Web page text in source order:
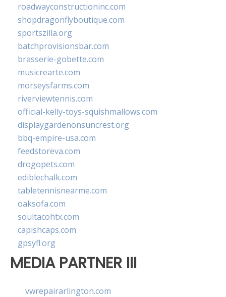
roadwayconstructioninc.com
shopdragonflyboutique.com
sportszilla.org
batchprovisionsbar.com
brasserie-gobette.com
musicrearte.com
morseysfarms.com
riverviewtennis.com
official-kelly-toys-squishmallows.com
displaygardenonsuncrest.org
bbq-empire-usa.com
feedstoreva.com
drogopets.com
ediblechalk.com
tabletennisnearme.com
oaksofa.com
soultacohtx.com
capishcaps.com
gpsyfl.org
MEDIA PARTNER III
vwrepairarlington.com